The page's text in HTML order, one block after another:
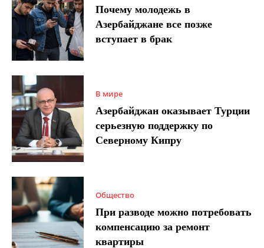
Почему молодежь в
Азербайджане все позже
вступает в брак
В мире
Азербайджан оказывает Турции
серьезную поддержку по
Северному Кипру
Общество
При разводе можно потребовать
компенсацию за ремонт
квартиры